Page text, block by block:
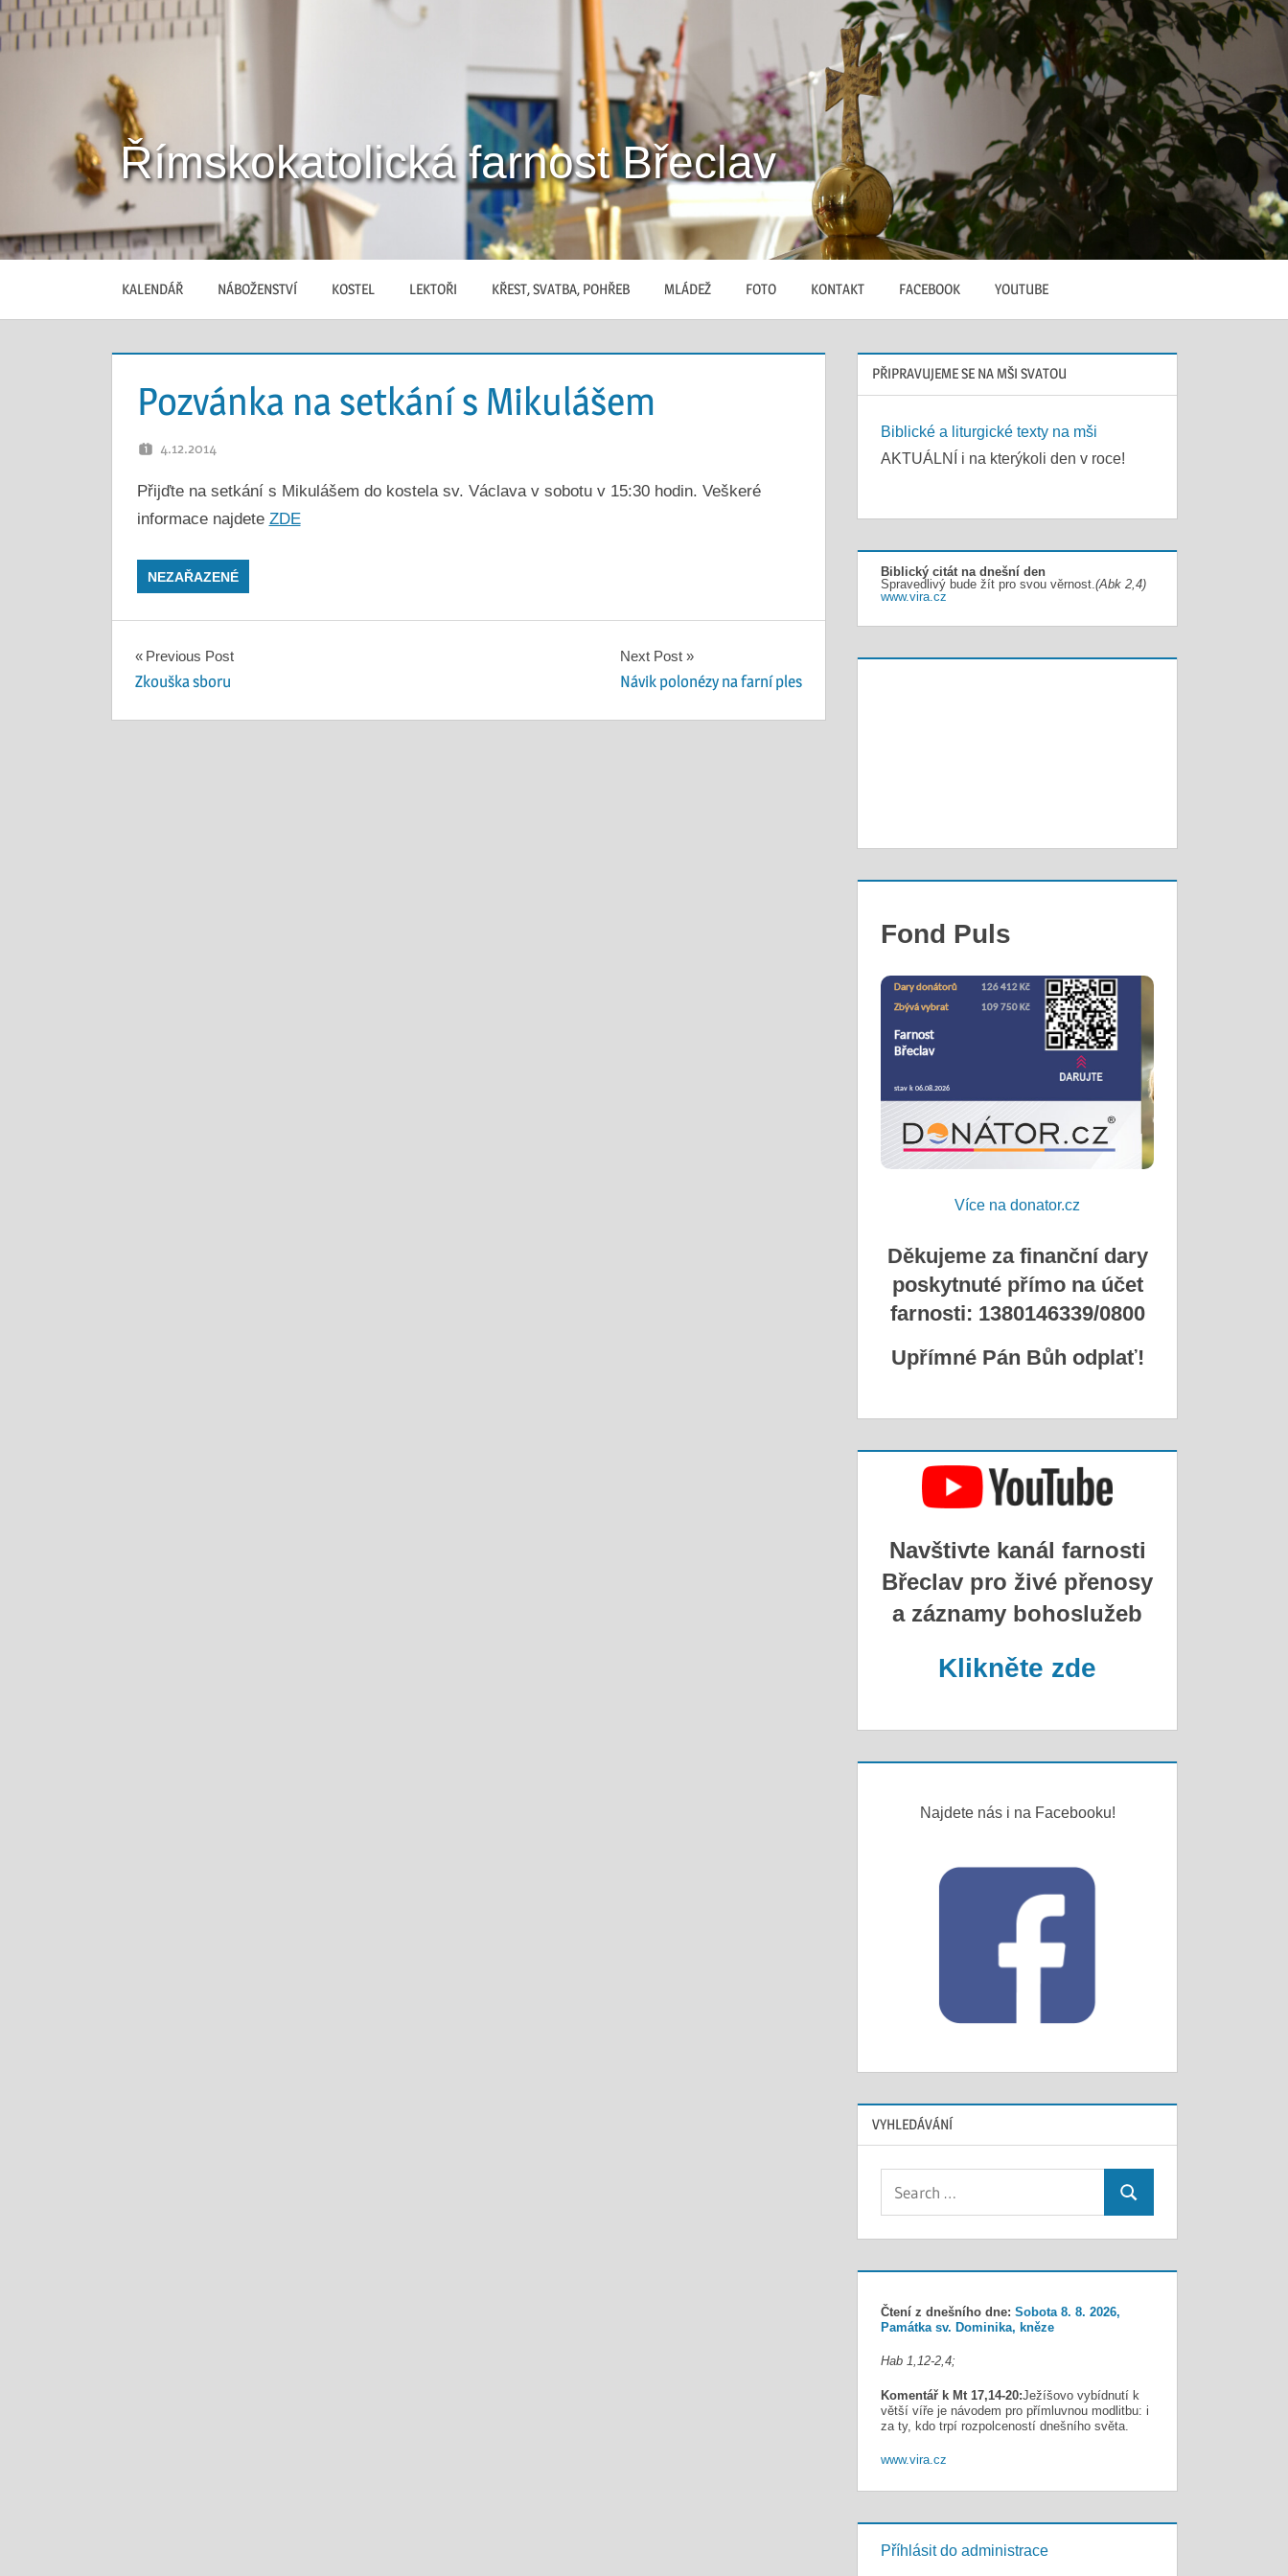
Skip
to
Římskokatolická farnost Břeclav
Stránky
farnosti
Břeclav
KALENDÁŘ
NÁBOŽENSTVÍ KOSTEL LEKTOŘI KŘEST, SVATBA, POHŘEB MLÁDEŽ FOTO KONTAKT FACEBOOK YOUTUBE
Pozvánka na setkání s Mikulášem
4.12.2014
Přijďte na setkání s Mikulášem do kostela sv. Václava v sobotu v 15:30 hodin. Veškeré
informace najdete ZDE
NEZAŘAZENÉ
Navigace
Previous Post
Zkouška sboru
Next Post
Návik polonézy na farní ples
PŘIPRAVUJEME SE NA MŠI SVATOU
Biblické a liturgické texty na mši
AKTUÁLNÍ i na kterýkoli den v roce!
Biblický citát na dnešní den
Spravedlivý bude žít pro svou věrnost.(Abk 2,4)
www.vira.cz
Fond Puls
Více na donator.cz
Děkujeme za finanční dary
poskytnuté přímo na účet
farnosti: 1380146339/0800
Upřímné Pán Bůh odplať!
Navštivte kanál farnosti
Břeclav pro živé přenosy
a záznamy bohoslužeb
Klikněte zde
Najdete nás i na Facebooku!
VYHLEDÁVÁNÍ
Search
Čtení z dnešního dne:Sobota 8. 8. 2026,
Památka sv. Dominika, kněze
Hab 1,12-2,4;
Komentář k Mt 17,14-20:Ježíšovo vybídnutí k
větší víře je návodem pro přímluvnou modlitbu: i
za ty, kdo trpí rozpolceností dnešního světa.
www.vira.cz
Příhlásit do administrace